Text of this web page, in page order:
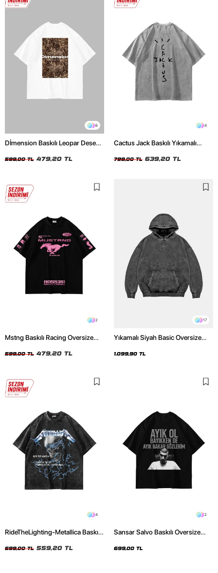
6
Dİmension Baskılı Leopar Desenli
Tshirt
599,00 TL 479,20 TL
4
Cactus Jack Baskılı Yıkamalı
799,00 TL 639,20 TL
2
Mstng Baskılı Racing Oversize
599,00 TL 479,20 TL
17
Yıkamalı Siyah Basic Oversize
1.099,90 TL
4
RideTheLighting-Metallica Baskılı
Tshirt
699,00 TL 559,20 TL
2
Sansar Salvo Baskılı Oversize
699,00 TL